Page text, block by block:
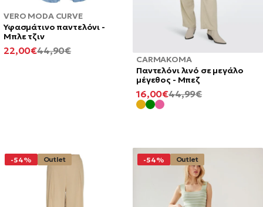
VERO MODA CURVE
Υφασμάτινο παντελόνι -
Μπλε τζιν
ΚΑΝΟΝΙΚΉ
44,90€
ΕΛΆΧΙΣΤΗ
22,00€
CARMAKOMA
Παντελόνι λινό σε μεγάλο
μέγεθος - Μπεζ
ΚΑΝΟΝΙΚΉ
44,99€
ΕΛΆΧΙΣΤΗ
ΤΙΜΉ
16,00€
-54% Outlet -54% Outlet